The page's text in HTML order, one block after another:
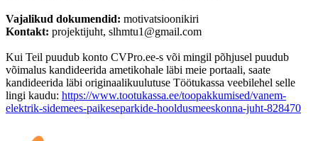
Vajalikud dokumendid: motivatsioonikiri
Kontakt: projektijuht, slhmtu1@gmail.com
Kui Teil puudub konto CVPro.ee-s või mingil põhjusel puudub
võimalus kandideerida ametikohale läbi meie portaali, saate
kandideerida läbi originaalikuulutuse Töötukassa veebilehel selle
lingi kaudu: https://www.tootukassa.ee/toopakkumised/vanem-
elektrik-sidemees-paikeseparkide-hooldusmeeskonna-juht-828470